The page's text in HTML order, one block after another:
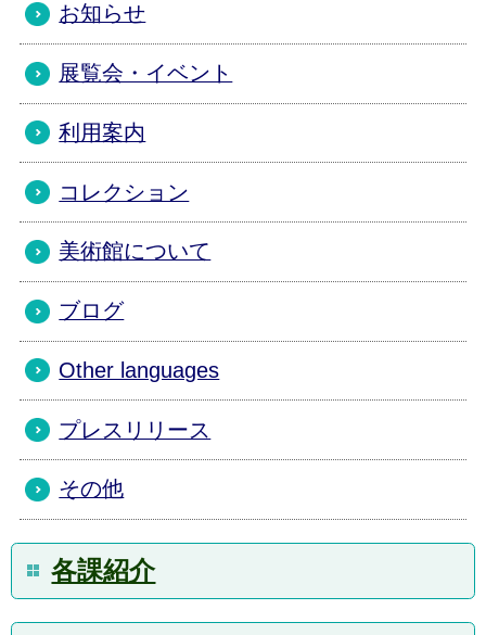
お知らせ
展覧会・イベント
利用案内
コレクション
美術館について
ブログ
Other languages
プレスリリース
その他
各課紹介